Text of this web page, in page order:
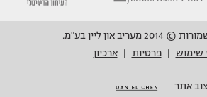
און ליין בע"מ.
שימוש
פרטיות ארכיון
אתר